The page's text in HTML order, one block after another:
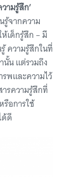
ามรู้สึก’
รู้จากความ
เด็กรู้สึก – มี
ความรู้สึกในที่
นั้น แต่รวมถึง
พและความไว้
ารความรู้สึกที่
อการใช้
ดี